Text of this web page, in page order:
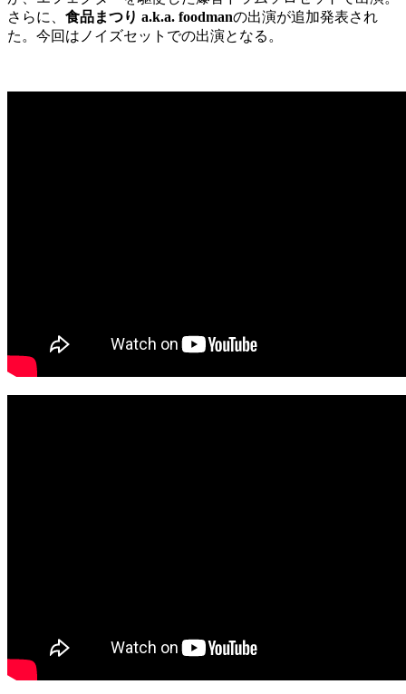
さらに、 食品まつり a.k.a. foodmanの出演が追加発表され
た。今回はノイズセットでの出演となる。